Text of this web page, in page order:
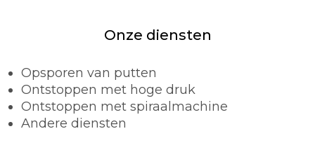
Onze diensten
Opsporen van putten
Ontstoppen met hoge druk
Ontstoppen met spiraalmachine
Andere diensten